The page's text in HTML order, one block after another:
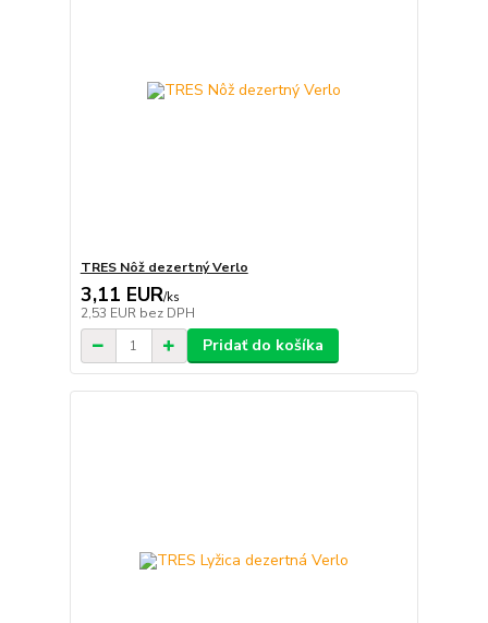
TRES Nôž dezertný Verlo
3,11 EUR/ks
2,53 EUR bez DPH
Pridať do košíka